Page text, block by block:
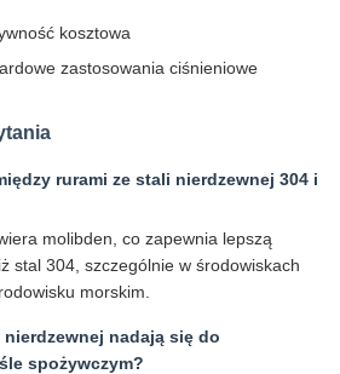
kosztowa
zastosowania ciśnieniowe
rurami ze stali nierdzewnej 304 i
molibden, co zapewnia lepszą
stal 304, szczególnie w środowiskach
morskim.
nadają się do
spożywczym?